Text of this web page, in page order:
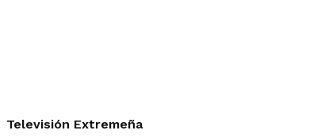
Televisión Extremeña